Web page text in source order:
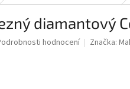
diamantový
hodnocení Značka: